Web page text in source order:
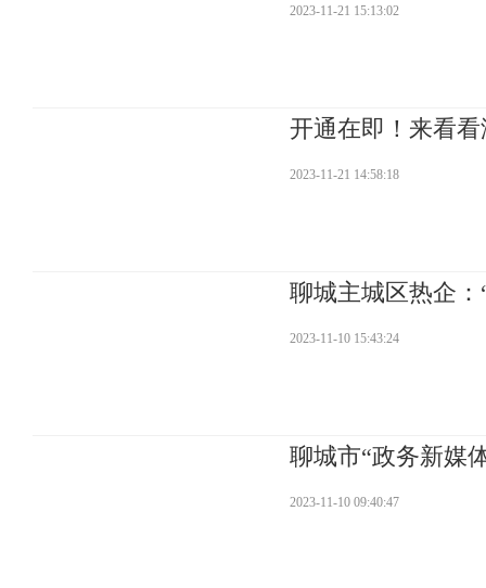
2023-11-21 15:13:02
开通在即！来看
2023-11-21 14:58:18
聊城主城区热企
2023-11-10 15:43:24
聊城市“政务新媒
2023-11-10 09:40:47